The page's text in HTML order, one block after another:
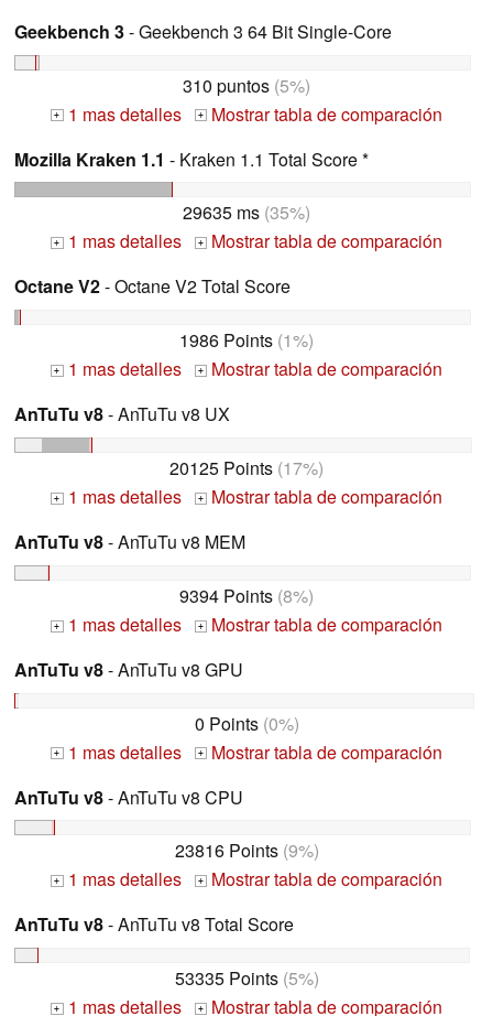
Geekbench 3- Geekbench 3 64 Bit Single-Core
310 puntos (5%)
+ 1 mas detalles +
Mostrar tabla de comparación
Mozilla Kraken 1.1 - Kraken 1.1 Total Score *
29635 ms (35%)
+ 1 mas detalles +
Mostrar tabla de comparación
Octane V2- Octane V2 Total Score
1986 Points (1%)
+ 1 mas detalles +
Mostrar tabla de comparación
AnTuTu v8- AnTuTu v8 UX
20125 Points (17%)
+ 1 mas detalles +
Mostrar tabla de comparación
AnTuTu v8- AnTuTu v8 MEM
9394 Points (8%)
+ 1 mas detalles +
Mostrar tabla de comparación
AnTuTu v8- AnTuTu v8 GPU
0 Points(0%)
+ 1 mas detalles +
Mostrar tabla de comparación
AnTuTu v8- AnTuTu v8 CPU
23816 Points(9%)
+ 1 mas detalles +
Mostrar tabla de comparación
AnTuTu v8- AnTuTu v8 Total Score
53335 Points(5%)
+ 1 mas detalles + Mostrar tabla de comparación